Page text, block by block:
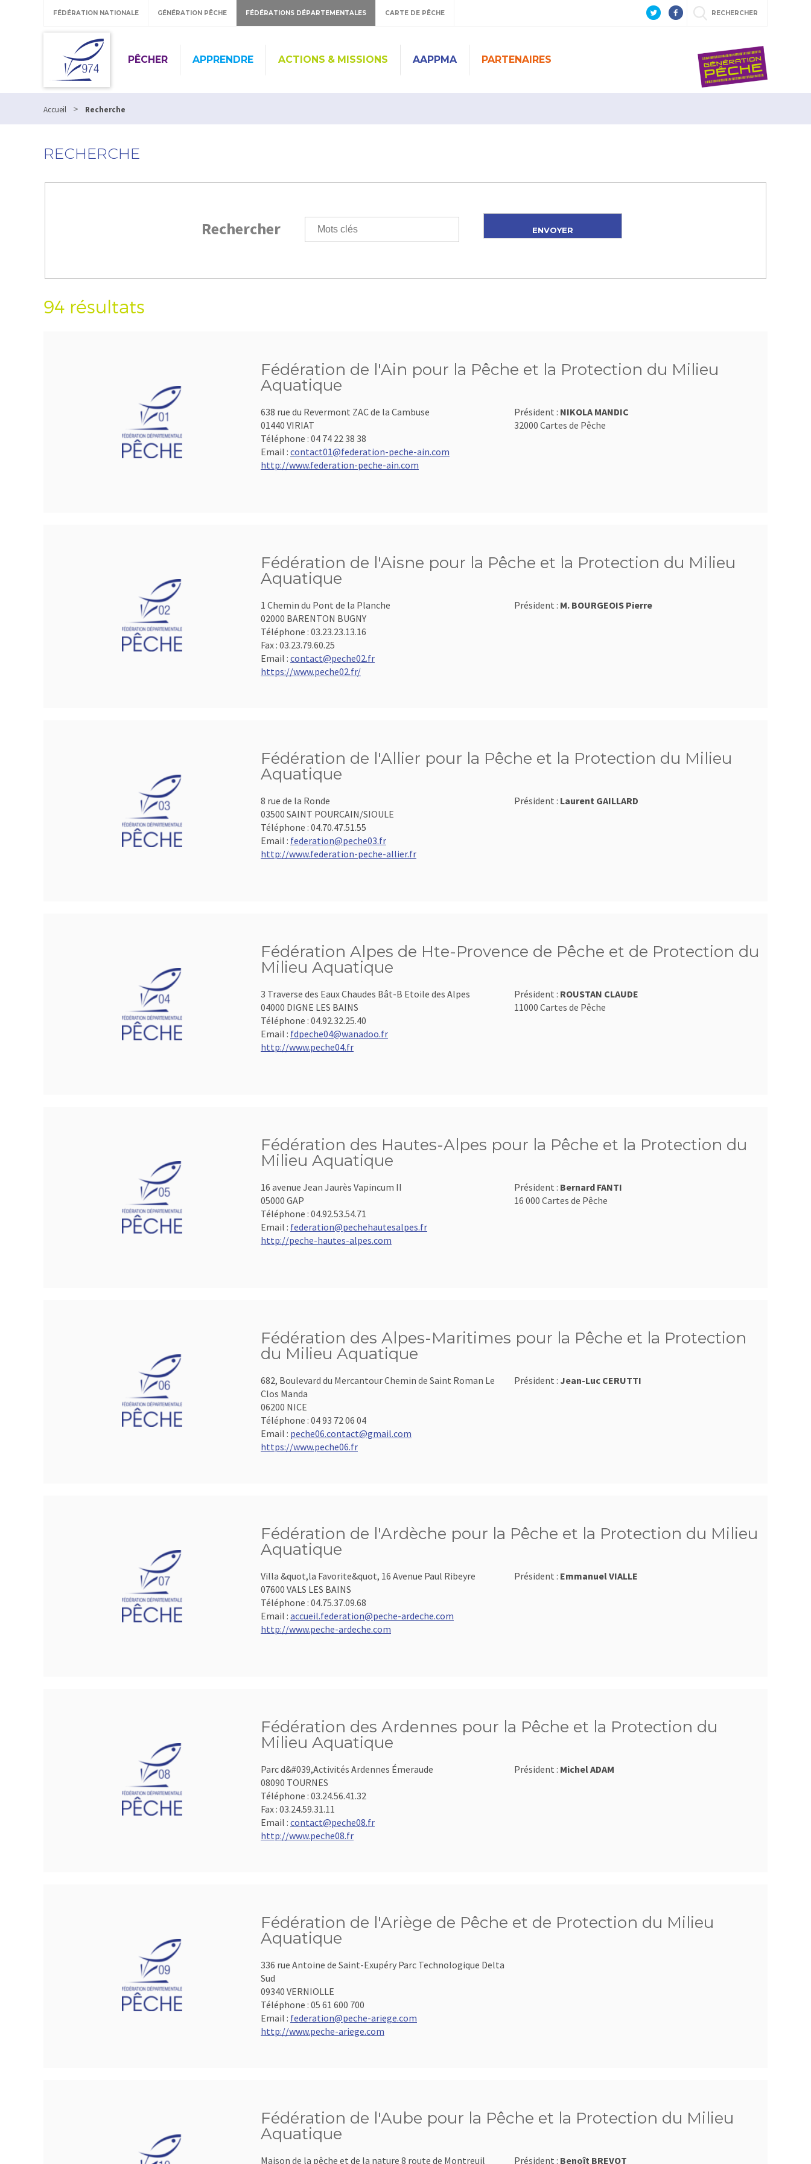
FÉDÉRATION NATIONALE GÉNÉRATION PÊCHE FÉDÉRATIONS DÉPARTEMENTALES CARTE DE PÊCHE RECHERCHER
PÊCHER APPRENDRE ACTIONS & MISSIONS AAPPMA PARTENAIRES
Accueil > Recherche
RECHERCHE
Rechercher
94 résultats
Fédération de l'Ain pour la Pêche et la Protection du Milieu
Aquatique
638 rue du Revermont ZAC de la Cambuse
01440 VIRIAT
Téléphone : 04 74 22 38 38
Email : contact01@federation-peche-ain.com
http://www.federation-peche-ain.com
Président : NIKOLA MANDIC
32000 Cartes de Pêche
Fédération de l'Aisne pour la Pêche et la Protection du Milieu
Aquatique
1 Chemin du Pont de la Planche
02000 BARENTON BUGNY
Téléphone : 03.23.23.13.16
Fax : 03.23.79.60.25
Email : contact@peche02.fr
https://www.peche02.fr/
Président : M. BOURGEOIS Pierre
Fédération de l'Allier pour la Pêche et la Protection du Milieu
Aquatique
8 rue de la Ronde
03500 SAINT POURCAIN/SIOULE
Téléphone : 04.70.47.51.55
Email : federation@peche03.fr
http://www.federation-peche-allier.fr
Président : Laurent GAILLARD
Fédération Alpes de Hte-Provence de Pêche et de Protection du
Milieu Aquatique
3 Traverse des Eaux Chaudes Bât-B Etoile des Alpes
04000 DIGNE LES BAINS
Téléphone : 04.92.32.25.40
Email : fdpeche04@wanadoo.fr
http://www.peche04.fr
Président : ROUSTAN CLAUDE
11000 Cartes de Pêche
Fédération des Hautes-Alpes pour la Pêche et la Protection du
Milieu Aquatique
16 avenue Jean Jaurès Vapincum II
05000 GAP
Téléphone : 04.92.53.54.71
Email : federation@pechehautesalpes.fr
http://peche-hautes-alpes.com
Président : Bernard FANTI
16 000 Cartes de Pêche
Fédération des Alpes-Maritimes pour la Pêche et la Protection
du Milieu Aquatique
682, Boulevard du Mercantour Chemin de Saint Roman Le
Clos Manda
06200 NICE
Téléphone : 04 93 72 06 04
Email : peche06.contact@gmail.com
https://www.peche06.fr
Président : Jean-Luc CERUTTI
Fédération de l'Ardèche pour la Pêche et la Protection du Milieu
Aquatique
Villa &quot,la Favorite&quot, 16 Avenue Paul Ribeyre
07600 VALS LES BAINS
Téléphone : 04.75.37.09.68
Email : accueil.federation@peche-ardeche.com
http://www.peche-ardeche.com
Président : Emmanuel VIALLE
Fédération des Ardennes pour la Pêche et la Protection du
Milieu Aquatique
Parc d&#039,Activités Ardennes Émeraude
08090 TOURNES
Téléphone : 03.24.56.41.32
Fax : 03.24.59.31.11
Email : contact@peche08.fr
http://www.peche08.fr
Président : Michel ADAM
Fédération de l'Ariège de Pêche et de Protection du Milieu
Aquatique
336 rue Antoine de Saint-Exupéry Parc Technologique Delta
Sud
09340 VERNIOLLE
Téléphone : 05 61 600 700
Email : federation@peche-ariege.com
http://www.peche-ariege.com
Fédération de l'Aube pour la Pêche et la Protection du Milieu
Aquatique
Maison de la pêche et de la nature 8 route de Montreuil Président : Benoît BREVOT